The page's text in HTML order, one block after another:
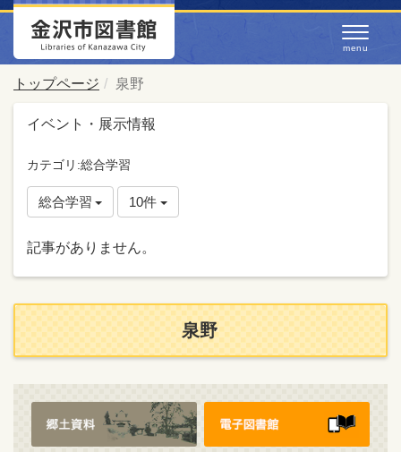
トップページ 泉野
イベント・展示情報
カテゴリ:総合学習
総合学習 10件
記事がありません。
泉野